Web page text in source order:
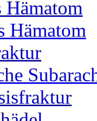
Hämatom
Hämatom